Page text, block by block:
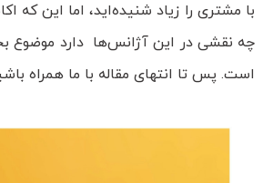
با مشتری را زیاد شنیده‌اید، اما این که
چه نقشی در این آژانس‌ها دارد موضوع
است. پس تا انتهای مقاله با ما همراه